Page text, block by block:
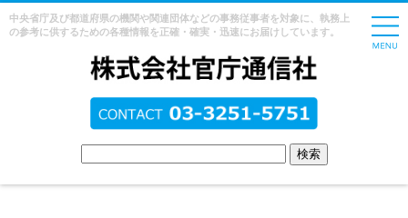
中央省庁及び都道府県の機関や関連団体などの事務従事者を対象に、執務上
の参考に供するための各種情報を正確・確実・迅速にお届けしています。